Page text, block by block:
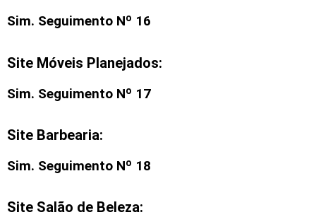
Sim. Seguimento Nº 16
Site Móveis Planejados:
Sim. Seguimento Nº 17
Site Barbearia:
Sim. Seguimento Nº 18
Site Salão de Beleza: